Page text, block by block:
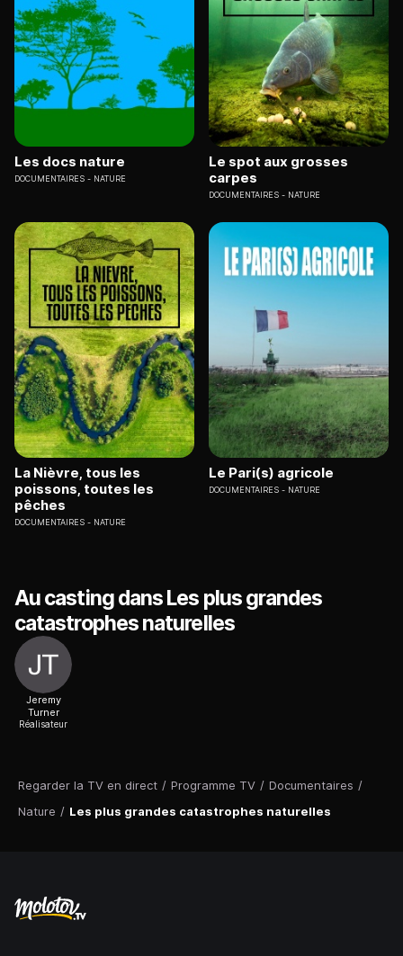
Regarder la TV en direct / Programme TV / Documentaires /
Nature / Les plus grandes catastrophes naturelles
Les docs nature
DOCUMENTAIRES NATURE
Le spot aux grosses
carpes
DOCUMENTAIRES NATURE
La Nièvre, tous les
poissons, toutes les
pêches
DOCUMENTAIRES NATURE
Le Pari(s) agricole
DOCUMENTAIRES NATURE
Au casting dans Les plus grandes
catastrophes naturelles
Jeremy
Turner
Réalisateur